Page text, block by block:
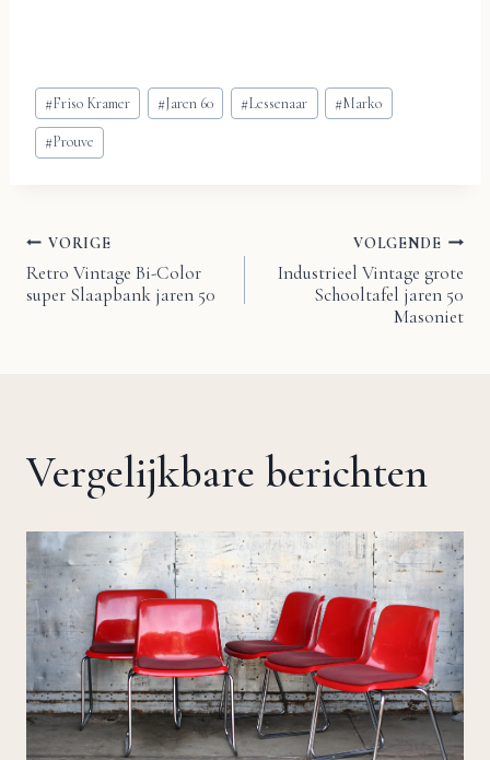
Bericht
tags:
#Friso Kramer #Jaren 60 #Lessenaar #Marko
#Prouve
Bericht
VORIGE
Retro Vintage Bi-Color
super Slaapbank jaren 50
VOLGENDE
Industrieel Vintage grote
Schooltafel jaren 50
Masoniet
Vergelijkbare berichten